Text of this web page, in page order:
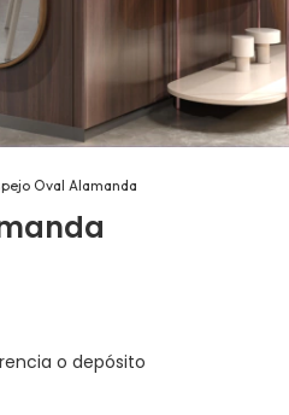
Oval Alamanda
o depósito